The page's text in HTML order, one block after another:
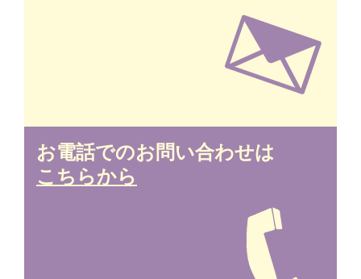
お電話でのお問い合わせは
こちらから